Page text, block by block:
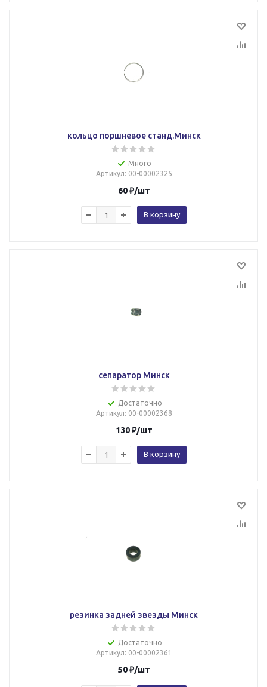
кольцо поршневое станд.Минск
Много
Артикул: 00-00002325
60₽/шт
В корзину
сепаратор Минск
Достаточно
Артикул: 00-00002368
130₽/шт
В корзину
резинка задней звезды Минск
Достаточно
Артикул: 00-00002361
50₽/шт